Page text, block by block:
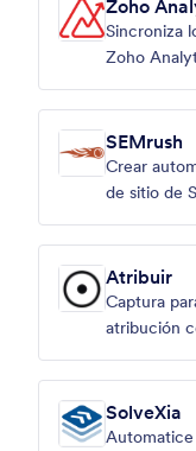
Zoho
Sincroniza
Zoho
SEMrush
Crear
de sitio de
Atribuir
Captura
atribución
SolveXia
Automatice